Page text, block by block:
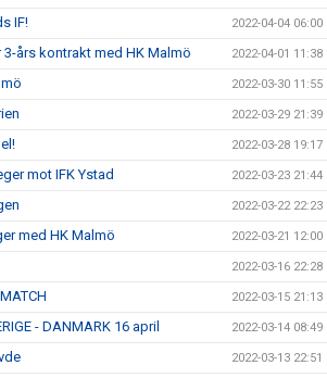
IF! 2022-04-04 06:00
års kontrakt med HK Malmö 2022-04-01 11:38
2022-03-30 11:55
2022-03-29 21:39
2022-03-28 19:17
mot IFK Ystad 2022-03-23 21:44
2022-03-22 22:23
med HK Malmö 2022-03-21 12:00
2022-03-16 22:28
2022-03-15 21:13
- DANMARK 16 april 2022-03-14 08:49
2022-03-13 22:51